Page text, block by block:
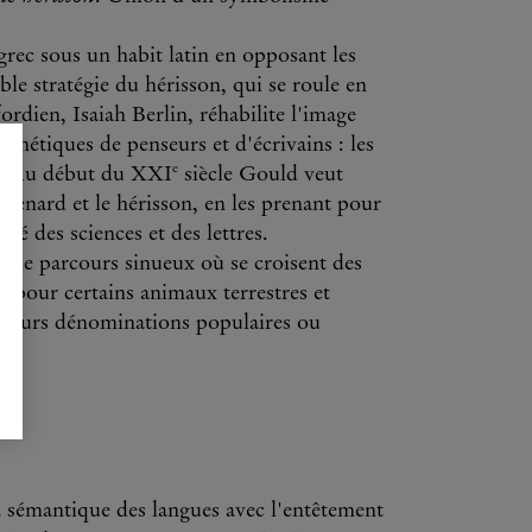
sous un habit latin en opposant les
stratégie du hérisson, qui se roule en
Isaiah Berlin, réhabilite l'image
de penseurs et d'écrivains : les
Au début du XXIe siècle Gould veut
et le hérisson, en les prenant pour
des sciences et des lettres.
le parcours sinueux où se croisent des
pour certains animaux terrestres et
leurs dénominations populaires ou
des langues avec l'entêtement